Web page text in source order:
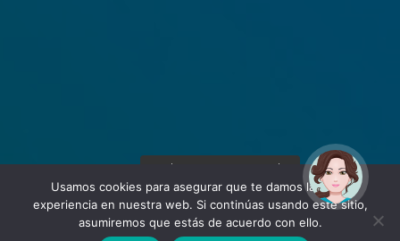
Usamos cookies para asegurar que te damos la mejor
experiencia en nuestra web. Si continúas usando este sitio,
asumiremos que estás de acuerdo con ello.
¡Hola! Soy Noy. ¿Puedo
ayudarte?